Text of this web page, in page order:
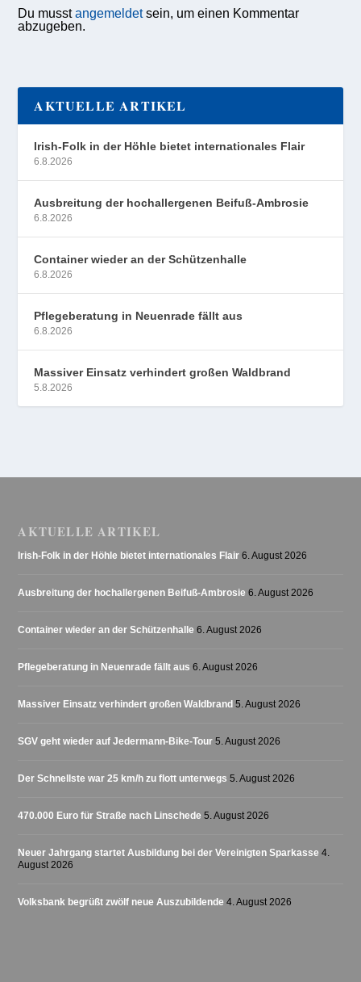
Du musstangemeldetsein, um einen Kommentar
abzugeben.
AKTUELLE ARTIKEL
Irish-Folk in der Höhle bietet internationales Flair
6.8.2026
Ausbreitung der hochallergenen Beifuß-Ambrosie
6.8.2026
Container wieder an der Schützenhalle
6.8.2026
Pflegeberatung in Neuenrade fällt aus
6.8.2026
Massiver Einsatz verhindert großen Waldbrand
5.8.2026
AKTUELLE ARTIKEL
Irish-Folk in der Höhle bietet internationales Flair 6. August 2026
Ausbreitung der hochallergenen Beifuß-Ambrosie 6. August 2026
Container wieder an der Schützenhalle 6. August 2026
Pflegeberatung in Neuenrade fällt aus 6. August 2026
Massiver Einsatz verhindert großen Waldbrand 5. August 2026
SGV geht wieder auf Jedermann-Bike-Tour 5. August 2026
Der Schnellste war 25 km/h zu flott unterwegs 5. August 2026
470.000 Euro für Straße nach Linschede 5. August 2026
Neuer Jahrgang startet Ausbildung bei der Vereinigten Sparkasse 4.
August 2026
Volksbank begrüßt zwölf neue Auszubildende 4. August 2026